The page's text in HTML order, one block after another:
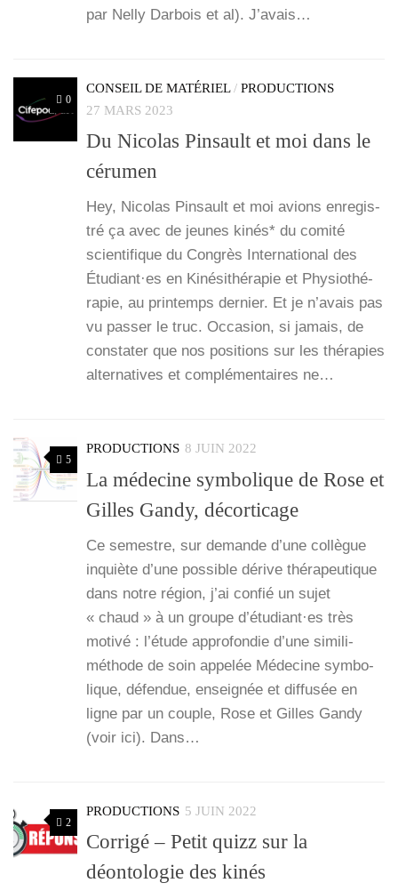
par Nel­ly Dar­bois et al). J’a­vais…
0
CONSEIL DE MATÉRIEL/ PRODUCTIONS
27 MARS 2023
Du Nicolas Pinsault et moi dans le
cérumen
Hey, Nico­las Pin­sault et moi avions enre­gis­
tré ça avec de jeunes kinés* du comi­té
scien­ti­fique du Congrès Inter­na­tio­nal des
Étudiant·es en Kiné­si­thé­ra­pie et Phy­sio­thé­
ra­pie, au prin­temps der­nier. Et je n’a­vais pas
vu pas­ser le truc. Occa­sion, si jamais, de
consta­ter que nos posi­tions sur les thé­ra­pies
alter­na­tives et com­plé­men­taires ne…
5
PRODUCTIONS 8 JUIN 2022
La médecine symbolique de Rose et
Gilles Gandy, décorticage
Ce semestre, sur demande d’une col­lègue
inquiète d’une pos­sible dérive thé­ra­peu­tique
dans notre région, j’ai confié un sujet
« chaud » à un groupe d’étudiant·es très
moti­vé : l’é­tude appro­fon­die d’une simi­­li-
méthode de soin appe­lée Méde­cine sym­bo­
lique, défen­due, ensei­gnée et dif­fu­sée en
ligne par un couple, Rose et Gilles Gan­dy
(voir ici). Dans…
2
PRODUCTIONS 5 JUIN 2022
Corrigé – Petit quizz sur la
déontologie des kinés